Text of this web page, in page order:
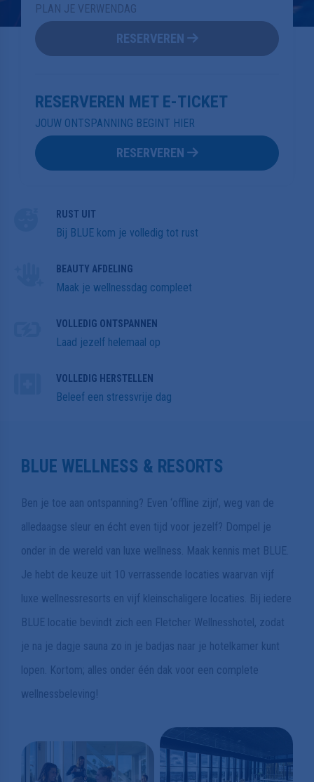
PLAN JE VERWENDAG
RESERVEREN
RESERVEREN MET E-TICKET
JOUW ONTSPANNING BEGINT HIER
RESERVEREN
RUST UIT
Bij BLUE kom je volledig tot rust
BEAUTY AFDELING
Maak je wellnessdag compleet
VOLLEDIG ONTSPANNEN
Laad jezelf helemaal op
VOLLEDIG HERSTELLEN
Beleef een stressvrije dag
BLUE WELLNESS & RESORTS
Ben je toe aan ontspanning? Even ‘offline zijn’, weg van de
alledaagse sleur en écht even tijd voor jezelf? Dompel je
onder in de wereld van luxe wellness. Maak kennis met BLUE.
Je hebt de keuze uit 10 verrassende locaties waarvan vijf
luxe wellnessresorts en vijf kleinschaligere locaties. Bij iedere
BLUE locatie bevindt zich een Fletcher Wellnesshotel, zodat
je na je dagje sauna zo in je badjas naar je hotelkamer kunt
lopen. Kortom; alles onder één dak voor een complete
wellnessbeleving!